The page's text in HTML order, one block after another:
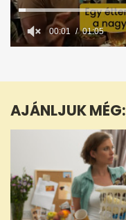
1
5
seconds
00:02 01:05
AJÁNLJUK MÉG: